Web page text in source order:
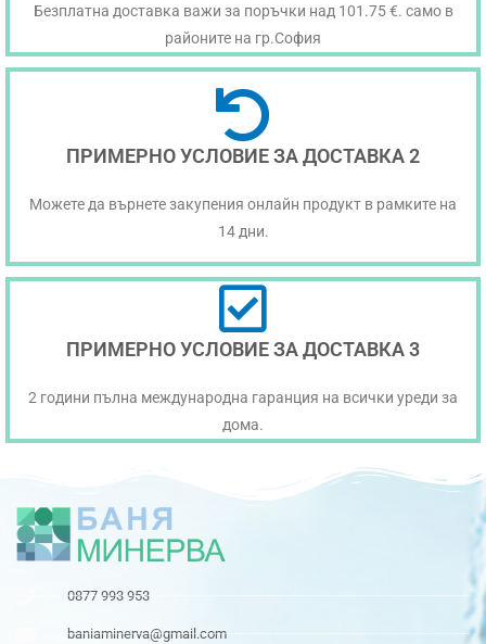
Безплатна доставка важи за поръчки над 101.75 €. само в
районите на гр.София
ПРИМЕРНО УСЛОВИЕ ЗА ДОСТАВКА 2
Можете да върнете закупения онлайн продукт в рамките на
14 дни.
ПРИМЕРНО УСЛОВИЕ ЗА ДОСТАВКА 3
2 години пълна международна гаранция на всички уреди за
дома.
0877 993 953
baniaminerva@gmail.com